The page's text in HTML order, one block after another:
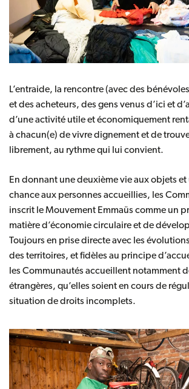
L’entraide, la rencontre (avec des
et des acheteurs, des gens venus d’ici et
d’une activité utile et économiquement
à chacun(e) de vivre dignement et de
librement, au rythme qui lui convient.
En donnant une deuxième vie aux objets
chance aux personnes accueillies, les
inscrit le Mouvement Emmaüs comme un
matière d’économie circulaire et de
Toujours en prise directe avec les
des territoires, et fidèles au principe
les Communautés accueillent notamment
étrangères, qu’elles soient en cours de
situation de droits incomplets.